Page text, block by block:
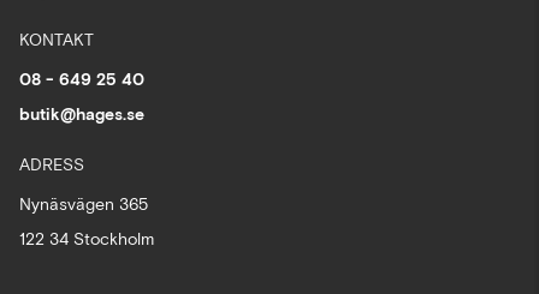
KONTAKT
08 - 649 25 40
butik@hages.se
ADRESS
Nynäsvägen 365
122 34 Stockholm